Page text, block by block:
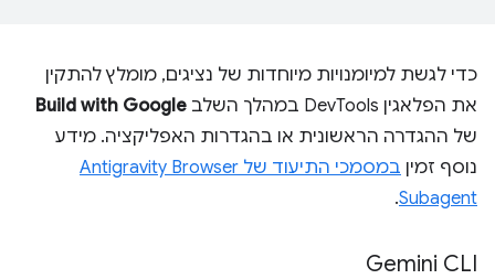
כדי לגשת למיומנויות מיוחדות של נציגים, מומלץ להתקין
את הפלאגין DevTools במהלך השלב
Build with Google
של ההגדרה הראשונית או בהגדרות האפליקציה. מידע
נוסף זמין
במסמכי התיעוד של Antigravity Browser
Subagent
.
Gemini CLI